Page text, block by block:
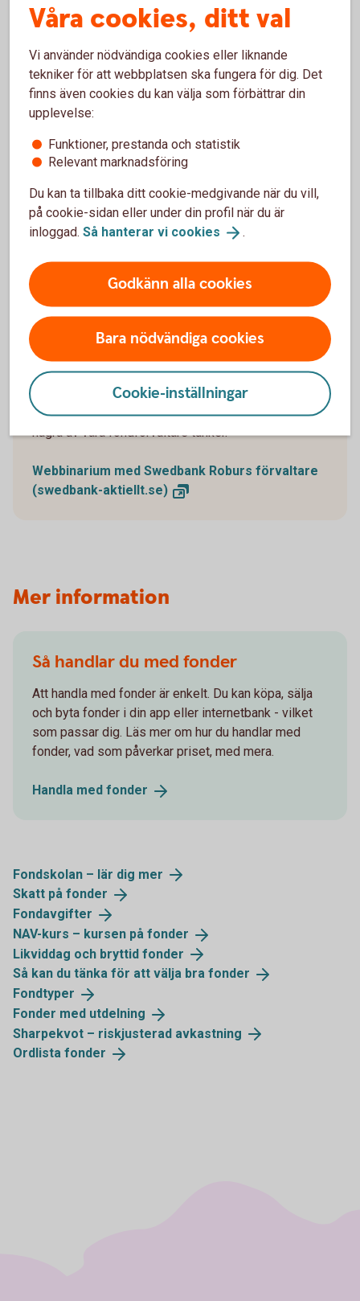
Du hittar alla fonderna, och aktuella kurser, i
Fondlistan.
Fondlistan
Swedbank Robur(swedbankrobur.se)
Hur tänker en fondförvaltare?
Fondförvaltarna är nyckelpersoner när det gäller att
få dina fonder att växa och frodas. Ta del av hur
några av våra fondförvaltare tänker.
Webbinarium med Swedbank Roburs förvaltare
(swedbank-aktiellt.se)
Tips!
Mer information
Så handlar du med fonder
Att handla med fonder är enkelt. Du kan köpa, sälja
och byta fonder i din app eller internetbank - vilket
som passar dig. Läs mer om hur du handlar med
fonder, vad som påverkar priset, med mera.
Handla med fonder
Fondskolan – lär dig mer
Skatt på fonder
Fondavgifter
NAV-kurs – kursen på fonder
Likviddag och bryttid fonder
Så kan du tänka för att välja bra fonder
Fondtyper
Fonder med utdelning
Sharpekvot – riskjusterad avkastning
Ordlista fonder
Våra cookies, ditt val
Vi använder nödvändiga cookies eller liknande
tekniker för att webbplatsen ska fungera för dig. Det
finns även cookies du kan välja som förbättrar din
upplevelse:
Funktioner, prestanda och statistik
Relevant marknadsföring
Du kan ta tillbaka ditt cookie-medgivande när du vill,
på cookie-sidan eller under din profil när du är
inloggad. Så hanterar vi cookies .
Godkänn alla cookies
Bara nödvändiga cookies
Cookie-inställningar